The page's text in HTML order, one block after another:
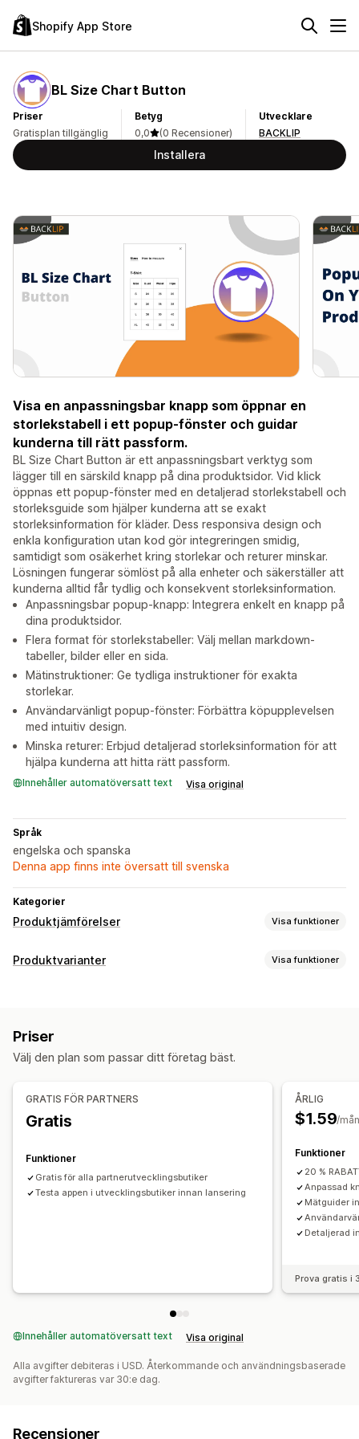
Shopify App Store
BL Size Chart Button
Priser
Gratisplan tillgänglig
Betyg
0,0
(0 Recensioner)
Utvecklare
BACKLIP
Installera
Visa en anpassningsbar knapp som öppnar en
storlekstabell i ett popup-fönster och guidar
kunderna till rätt passform.
BL Size Chart Button är ett anpassningsbart verktyg som
lägger till en särskild knapp på dina produktsidor. Vid klick
öppnas ett popup-fönster med en detaljerad storlekstabell och
storleksguide som hjälper kunderna att se exakt
storleksinformation för kläder. Dess responsiva design och
enkla konfiguration utan kod gör integreringen smidig,
samtidigt som osäkerhet kring storlekar och returer minskar.
Lösningen fungerar sömlöst på alla enheter och säkerställer att
kunderna alltid får tydlig och konsekvent storleksinformation.
Anpassningsbar popup-knapp: Integrera enkelt en knapp på
dina produktsidor.
Flera format för storlekstabeller: Välj mellan markdown-
tabeller, bilder eller en sida.
Mätinstruktioner: Ge tydliga instruktioner för exakta
storlekar.
Användarvänligt popup-fönster: Förbättra köpupplevelsen
med intuitiv design.
Minska returer: Erbjud detaljerad storleksinformation för att
hjälpa kunderna att hitta rätt passform.
Innehåller automatöversatt text Visa original
Språk
engelska och spanska
Denna app finns inte översatt till svenska
Kategorier
Produktjämförelser Visa funktioner
Jämförelseverktyg
Anpassade ikoner
Mobilanpassning
Produktvarianter Visa funktioner
Priser
Välj den plan som passar ditt företag bäst.
GRATIS FÖR PARTNERS
Gratis
Funktioner
Gratis för alla partnerutvecklingsbutiker
Testa appen i utvecklingsbutiker innan lansering
ÅRLIG
$1.59/
Funktioner
20 %
Anpassad
Mätguider
Detaljerad
Prova gratis i
Innehåller automatöversatt text Visa original
Alla avgifter debiteras i USD. Återkommande och användningsbaserade
avgifter faktureras var 30:e dag.
Recensioner